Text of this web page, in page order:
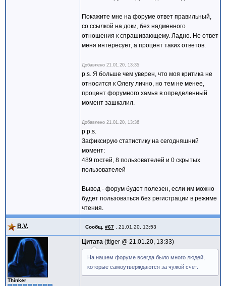
Покажите мне на форуме ответ правильный,
со ссылкой на доки, без надменного
отношения к спрашивающему. Ладно. Не ответ
меня интересует, а процент таких ответов.
Добавлено 21.01.20, 13:35
p.s. Я больше чем уверен, что моя критика не
относится к Олегу лично, но тем не менее,
процент форумного хамья в определенный
момент зашкалил.
Добавлено 21.01.20, 13:36
p.p.s.
Зафиксирую статистику на сегодняшний
момент:
489 гостей, 8 пользователей и 0 скрытых
пользователей
Вывод - форум будет полезен, если им можно
будет пользоваться без регистрации в режиме
чтения.
B.V. Сообщ. #67 21.01.20, 13:53
Thinker
Цитата ttiger @ 21.01.20, 13:33
На нашем форуме всегда было много людей,
которые самоутверждаются за чужой счет.